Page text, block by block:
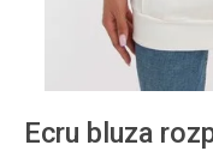
Ecru bluza